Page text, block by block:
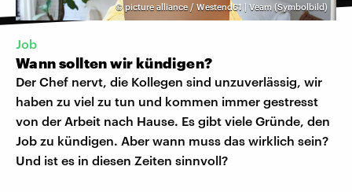
©picture alliance / Westend61 | Veam (Symbolbild)
Job
Wann sollten wir kündigen?
Der Chef nervt, die Kollegen sind unzuverlässig, wir
haben zu viel zu tun und kommen immer gestresst
von der Arbeit nach Hause. Es gibt viele Gründe, den
Job zu kündigen. Aber wann muss das wirklich sein?
Und ist es in diesen Zeiten sinnvoll?